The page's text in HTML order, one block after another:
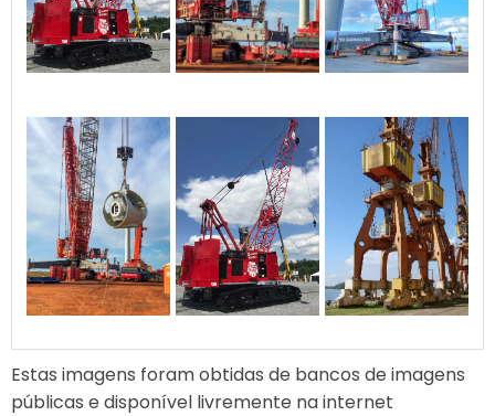
Estas imagens foram obtidas de bancos de imagens
públicas e disponível livremente na internet